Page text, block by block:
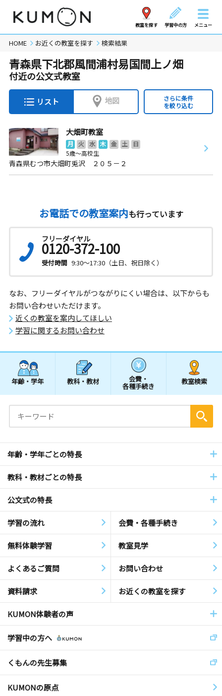
教室を探す 学習中の方 メニュー
HOME お近くの教室を探す 検索結果
青森県下北郡風間浦村易国間上ノ畑
付近の公文式教室
リスト 地図
さらに条件
を絞り込む
大畑町教室
月 火 水 木 金 土
日
5歳～高校生
青森県むつ市大畑町兎沢 ２０５－２
お電話での教室案内も行っています
フリーダイヤル
0120-372-100
受付時間 9:30～17:30（土日、祝日除く）
なお、フリーダイヤルがつながりにくい場合は、以下からも
お問い合わせいただけます。
近くの教室を案内してほしい
学習に関するお問い合わせ
年齢・学年 教科・教材 会費・
各種手続き
教室検索
年齢・学年ごとの特長
教科・教材ごとの特長
公文式の特長
学習の流れ 会費・各種手続き
無料体験学習 教室見学
よくあるご質問 お問い合わせ
資料請求 お近くの教室を探す
KUMON体験者の声
学習中の方へ
くもんの先生募集
KUMONの原点